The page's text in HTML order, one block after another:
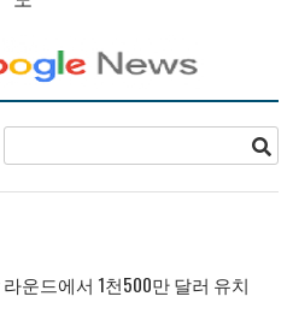
라운드에서 1천500만 달러 유치